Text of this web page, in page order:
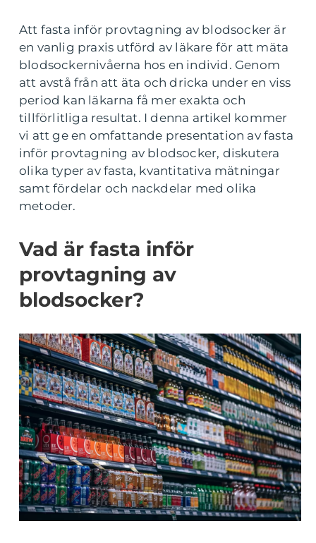
Att fasta inför provtagning av blodsocker är
en vanlig praxis utförd av läkare för att mäta
blodsockernivåerna hos en individ. Genom
att avstå från att äta och dricka under en viss
period kan läkarna få mer exakta och
tillförlitliga resultat. I denna artikel kommer
vi att ge en omfattande presentation av fasta
inför provtagning av blodsocker, diskutera
olika typer av fasta, kvantitativa mätningar
samt fördelar och nackdelar med olika
metoder.
Vad är fasta inför
provtagning av
blodsocker?